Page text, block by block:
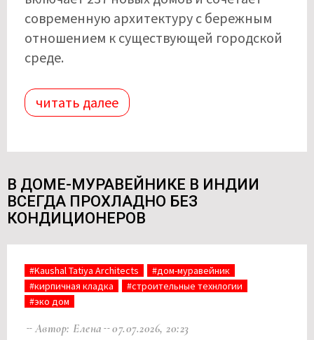
современную архитектуру с бережным
отношением к существующей городской
среде.
читать далее
В ДОМЕ-МУРАВЕЙНИКЕ В ИНДИИ
ВСЕГДА ПРОХЛАДНО БЕЗ
КОНДИЦИОНЕРОВ
#Kaushal Tatiya Architects
#дом-муравейник
#кирпичная кладка
#строительные технлогии
#эко дом
Автор: Елена 07.07.2026, 20:23